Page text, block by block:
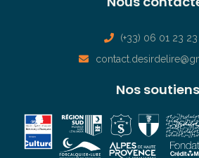
Nos soutiens
(+33) 06 01 23